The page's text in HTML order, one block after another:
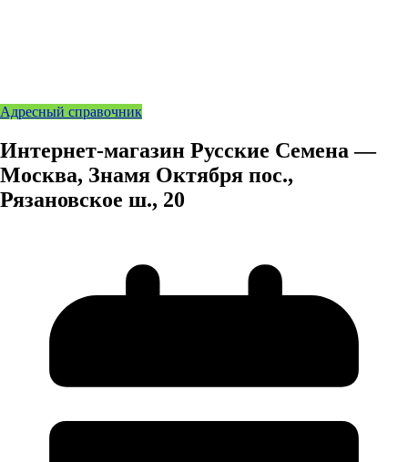
Адресный справочник
Интернет-магазин Русские Семена —
Москва, Знамя Октября пос.,
Рязановское ш., 20